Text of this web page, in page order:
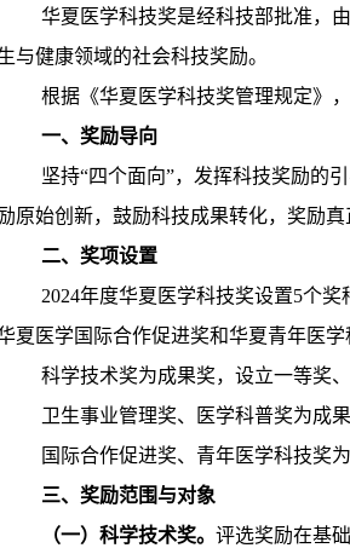
华夏医学科技奖是经科技部批准，
与健康领域的社会科技奖励。
根据《华夏医学科技奖管理规定》
一、奖励导向
坚持“四个面向”，发挥科技奖励的
原始创新，鼓励科技成果转化，奖励
二、奖项设置
2024年度华夏医学科技奖设置5个
夏医学国际合作促进奖和华夏青年医学
科学技术奖为成果奖，设立一等奖
卫生事业管理奖、医学科普奖为成
国际合作促进奖、青年医学科技奖
三、奖励范围与对象
（一）科学技术奖。评选奖励在基